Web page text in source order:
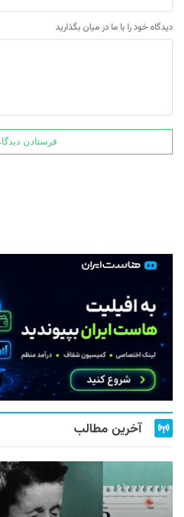
دیدگاه خود را با ما در میان بگذارید
آخرین مطالب